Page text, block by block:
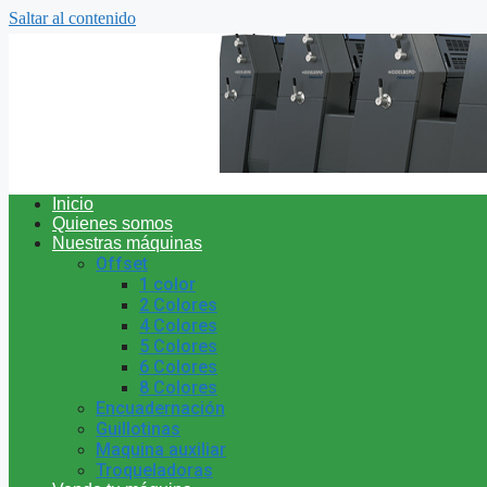
Saltar al contenido
Inicio
Quienes somos
Nuestras máquinas
Offset
1 color
2 Colores
4 Colores
5 Colores
6 Colores
8 Colores
Encuadernación
Guillotinas
Maquina auxiliar
Troqueladoras